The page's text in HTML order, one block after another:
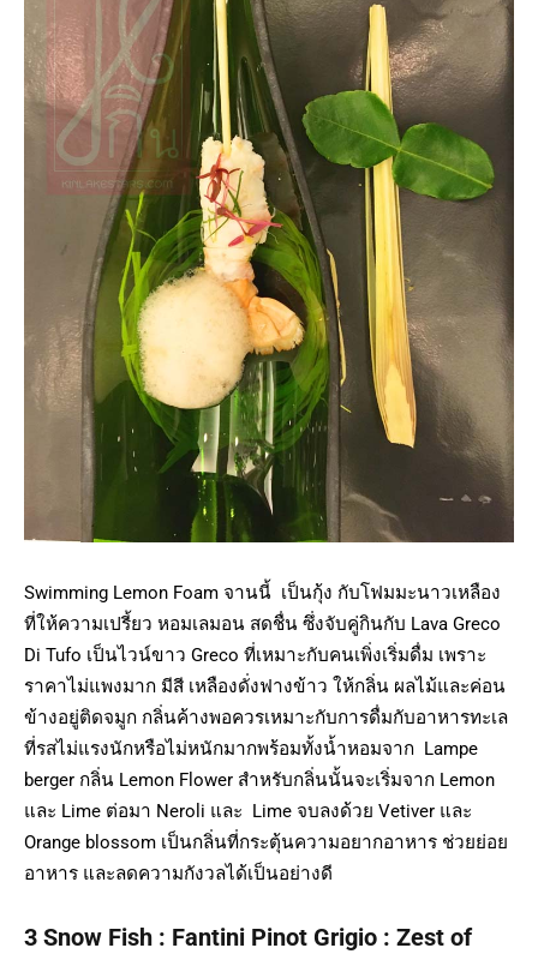
Swimming Lemon Foam จานนี้ เป็นกุ้ง กับโฟมมะนาวเหลือง
ที่ให้ความเปรี้ยว หอมเลมอน สดชื่น ซึ่งจับคู่กินกับ Lava Greco
Di Tufo เป็นไวน์ขาว Greco ที่เหมาะกับคนเพิ่งเริ่มดื่ม เพราะ
ราคาไม่แพงมาก มีสี เหลืองดั่งฟางข้าว ให้กลิ่น ผลไม้และค่อน
ข้างอยู่ติดจมูก กลิ่นค้างพอควรเหมาะกับการดื่มกับอาหารทะเล
ที่รสไม่แรงนักหรือไม่หนักมากพร้อมทั้งน้ำหอมจาก Lampe
berger กลิ่น Lemon Flower สำหรับกลิ่นนั้นจะเริ่มจาก Lemon
และ Lime ต่อมา Neroli และ Lime จบลงด้วย Vetiver และ
Orange blossom เป็นกลิ่นที่กระตุ้นความอยากอาหาร ช่วยย่อย
อาหาร และลดความกังวลได้เป็นอย่างดี
3 Snow Fish : Fantini Pinot Grigio : Zest of